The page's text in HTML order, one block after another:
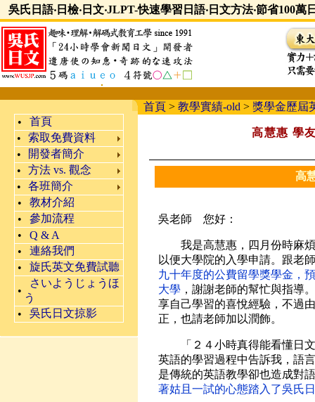
吳氏日語‧日檢‧日文‧JLPT-快速學習日語‧日文方法‧節省100萬
•
首頁
•
索取免費資料
•
開發者簡介
•
方法 vs. 觀念
•
各班簡介
•
教材介紹
•
參加流程
•
Q & A
•
連絡我們
•
旋氏英文免費試聽
•
さいようじょうほ
う
•
吳氏日文掠影
首頁 > 教學實績-old > 獎學金歷屆
高慧惠 學
高
吳老師 您好：
我是高慧惠，四月份時麻煩
以便大學院的入學申請。跟老
九十年度的公費留學獎學金，
大學 ，謝謝老師的幫忙與指導
享自己學習的喜悅經驗，不過
正，也請老師加以潤飾。
「２４小時真得能看懂日文
英語的學習過程中告訴我，語
是傳統的英語教學卻也造成對
著姑且一試的心態踏入了吳氏